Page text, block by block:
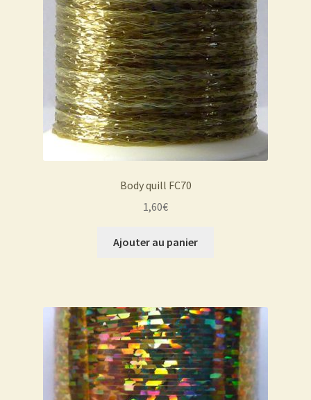
Body quill FC70
1,60€
Ajouter au panier